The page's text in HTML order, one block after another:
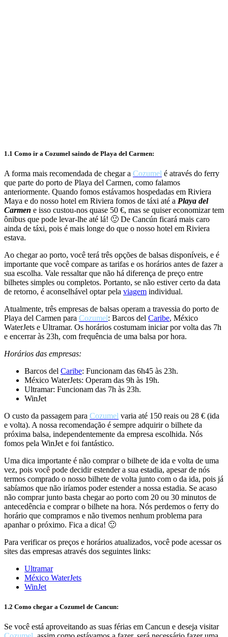
1.1 Como ir a Cozumel saindo de Playa del Carmen:
A forma mais recomendada de chegar a Cozumel é através do ferry
que parte do porto de Playa del Carmen, como falamos
anteriormente. Quando fomos estávamos hospedadas em Riviera
Maya e do nosso hotel em Riviera fomos de táxi até a Playa del
Carmen e isso custou-nos quase 50 €, mas se quiser economizar tem
ônibus que pode levar-lhe até lá! 🙂 De Cancún ficará mais caro
ainda de táxi, pois é mais longe do que o nosso hotel em Riviera
estava.
Ao chegar ao porto, você terá três opções de balsas disponíveis, e é
importante que você compare as tarifas e os horários antes de fazer a
sua escolha. Vale ressaltar que não há diferença de preço entre
bilhetes simples ou completos. Portanto, se não estiver certo da data
de retorno, é aconselhável optar pela viagem individual.
Atualmente, três empresas de balsas operam a travessia do porto de
Playa del Carmen para Cozumel: Barcos del Caribe, México
WaterJets e Ultramar. Os horários costumam iniciar por volta das 7h
e encerrar às 23h, com frequência de uma balsa por hora.
Horários das empresas:
Barcos del Caribe: Funcionam das 6h45 às 23h.
México WaterJets: Operam das 9h às 19h.
Ultramar: Funcionam das 7h às 23h.
WinJet
O custo da passagem para Cozumel varia até 150 reais ou 28 € (ida
e volta). A nossa recomendação é sempre adquirir o bilhete da
próxima balsa, independentemente da empresa escolhida. Nós
fomos pela WinJet e foi fantástico.
Uma dica importante é não comprar o bilhete de ida e volta de uma
vez, pois você pode decidir estender a sua estadia, apesar de nós
termos comprado o nosso bilhete de volta junto com o da ida, pois já
sabíamos que não iríamos poder estender a nossa estadia. Se acaso
não comprar junto basta chegar ao porto com 20 ou 30 minutos de
antecedência e comprar o bilhete na hora. Nós perdemos o ferry do
horário que compramos e não tivemos nenhum problema para
apanhar o próximo. Fica a dica! 🙂
Para verificar os preços e horários atualizados, você pode acessar os
sites das empresas através dos seguintes links:
Ultramar
México WaterJets
WinJet
1.2 Como chegar a Cozumel de Cancun:
Se você está aproveitando as suas férias em Cancun e deseja visitar